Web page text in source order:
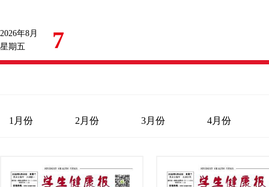
2026年8月
星期五
7
1月份 2月份 3月份 4月份